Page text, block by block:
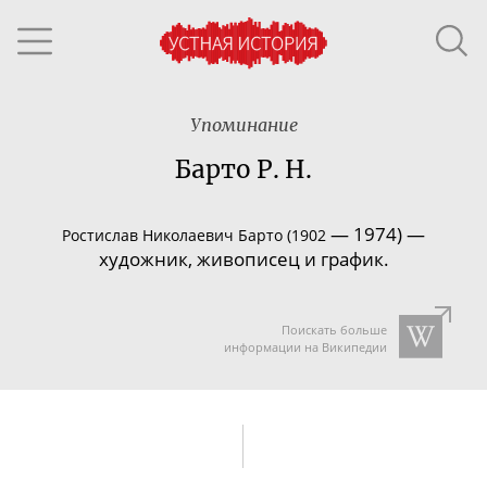
Упоминание
Барто Р. Н.
Ростислав Николаевич Барто (1902 — 1974)—
художник, живописец и график.
Поискать больше
информации на Википедии